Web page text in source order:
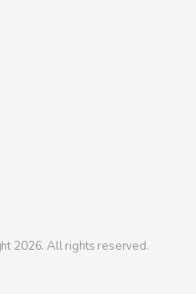
2026. All rights reserved.